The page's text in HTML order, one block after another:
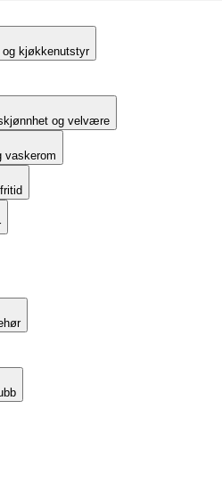
og kjøkkenutstyr
og velvære
vaskerom